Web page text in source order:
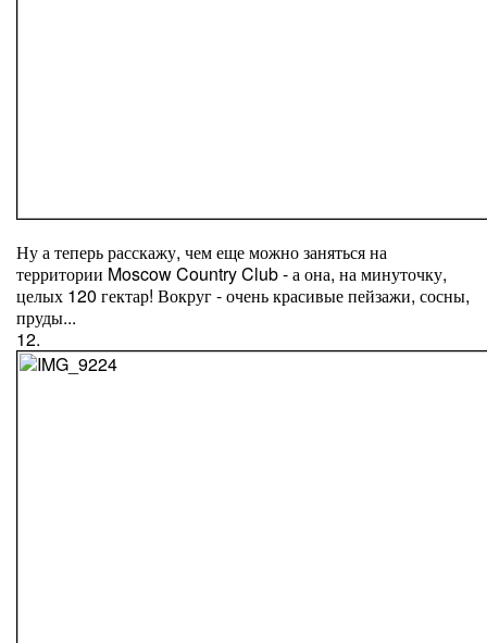
Ну а теперь расскажу, чем еще можно заняться на
территории Moscow Country Club - а она, на минуточку,
целых 120 гектар! Вокруг - очень красивые пейзажи, сосны,
пруды...
12.